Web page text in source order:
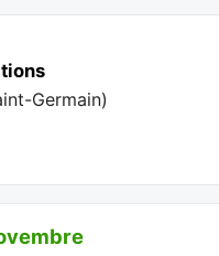
Germain)